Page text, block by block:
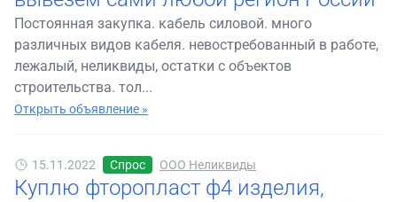
Постоянная закупка. кабель силовой. много
различных видов кабеля. невостребованный в работе,
лежалый, неликвиды, остатки с объектов
строительства. тол...
Открыть объявление »
15.11.2022 Спрос ООО Неликвиды
Куплю фторопласт ф4 изделия,